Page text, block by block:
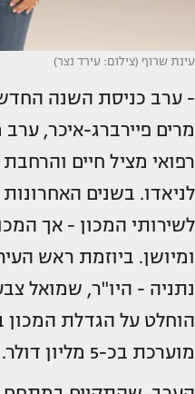
עינת שרוף (צילום: עירד נצר)
- ערב כניסת השנה
מרים פיירברג-איכר,
רפואי מציל חיים
לניאדו. בשנים
לשירותי המכון - אך
ומיושן. ביוזמת ראש
נתניה - היו"ר, שמואל
הוחלט על הגדלת המכון
מוערכת בכ-5 מליון דולר.